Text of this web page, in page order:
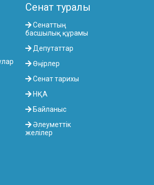
Сенат туралы
Сенаттың
басшылық құрамы
Депутаттар
Өңірлер
Сенат тарихы
НҚА
Байланыс
Әлеуметтік
желілер